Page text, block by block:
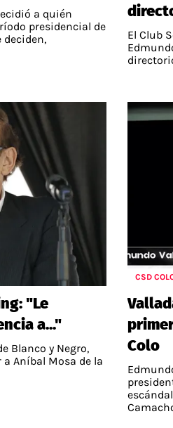
a quién
presidencial de
deciden,
El Club
"Le
a..."
Blanco y Negro,
Aníbal Mosa de la
CSD
Colo